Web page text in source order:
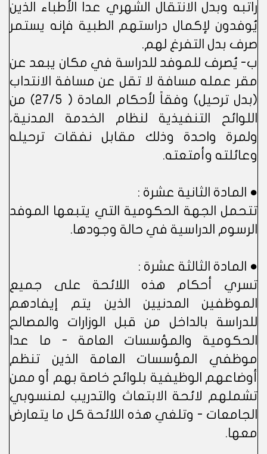
راتبه وبدل الانتقال الشهري عدا الأطباء الذين
يُوفدون لإكمال دراستهم الطبية فإنه يستمر
صرف بدل التفرغ لهم.
ب- يُصرف للموفد للدراسة في مكان يبعد عن
مقر عمله مسافة لا تقل عن مسافة الانتداب
(بدل ترحيل) وفقاً لأحكام المادة ( 27/5) من
اللوائح التنفيذية لنظام الخدمة المدنية،
ولمرة واحدة وذلك مقابل نفقات ترحيله
وعائلته وأمتعته.
● المادة الثانية عشرة :
تتحمل الجهة الحكومية التي يتبعها الموفد
الرسوم الدراسية في حالة وجودها.
● المادة الثالثة عشرة :
تسري أحكام هذه اللائحة على جميع
الموظفين المدنيين الذين يتم إيفادهم
للدراسة بالداخل من قبل الوزارات والمصالح
الحكومية والمؤسسات العامة - ما عدا
موظفي المؤسسات العامة الذين تنظم
أوضاعهم الوظيفية بلوائح خاصة بهم أو ممن
تشملهم لائحة الابتعاث والتدريب لمنسوبي
الجامعات - وتلغي هذه اللائحة كل ما يتعارض
معها.